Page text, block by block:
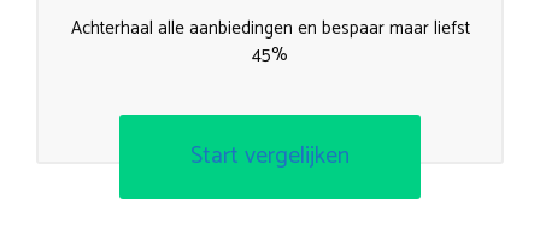
Achterhaal alle aanbiedingen en bespaar maar liefst
45%
Start vergelijken